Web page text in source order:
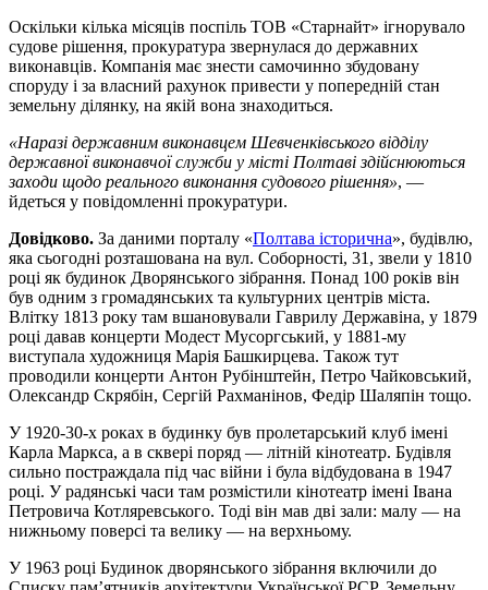
Оскільки кілька місяців поспіль ТОВ «Старнайт» ігнорувало
судове рішення, прокуратура звернулася до державних
виконавців. Компанія має знести самочинно збудовану
споруду і за власний рахунок привести у попередній стан
земельну ділянку, на якій вона знаходиться.
«Наразі державним виконавцем Шевченківського відділу
державної виконавчої служби у місті Полтаві здійснюються
заходи щодо реального виконання судового рішення», —
йдеться у повідомленні прокуратури.
Довідково. За даними порталу «Полтава історична», будівлю,
яка сьогодні розташована на вул. Соборності, 31, звели у 1810
році як будинок Дворянського зібрання. Понад 100 років він
був одним з громадянських та культурних центрів міста.
Влітку 1813 року там вшановували Гаврилу Державіна, у 1879
році давав концерти Модест Мусоргський, у 1881-му
виступала художниця Марія Башкирцева. Також тут
проводили концерти Антон Рубінштейн, Петро Чайковський,
Олександр Скрябін, Сергій Рахманінов, Федір Шаляпін тощо.
У 1920-30-х роках в будинку був пролетарський клуб імені
Карла Маркса, а в сквері поряд — літній кінотеатр. Будівля
сильно постраждала під час війни і була відбудована в 1947
році. У радянські часи там розмістили кінотеатр імені Івана
Петровича Котляревського. Тоді він мав дві зали: малу — на
нижньому поверсі та велику — на верхньому.
У 1963 році Будинок дворянського зібрання включили до